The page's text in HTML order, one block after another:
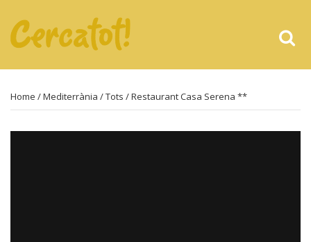
Home /Mediterrània /Tots / Restaurant Casa Serena **